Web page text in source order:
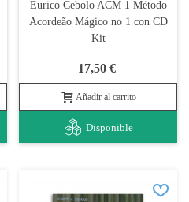
Eurico Cebolo ACM 1 Método
Acordeão Mágico no 1 con CD
Kit
17,50 €
Añadir al carrito
Disponible